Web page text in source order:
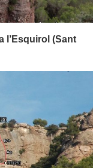
l’Esquirol (Sant